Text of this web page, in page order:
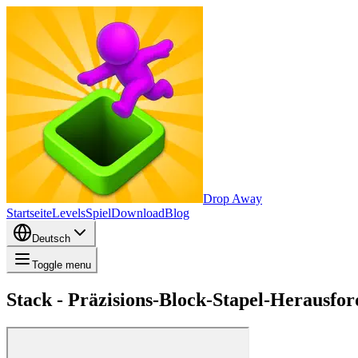
Drop Away
StartseiteLevelsSpielDownloadBlog
Deutsch
Toggle menu
Stack - Präzisions-Block-Stapel-